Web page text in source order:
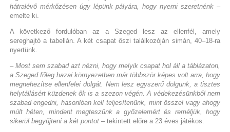
hátralévő mérkőzésen úgy lépünk pályára, hogy nyerni szeretnénk –
emelte ki.
A következő fordulóban az a Szeged lesz az ellenfél, amely
sereghajtó a tabellán. A két csapat őszi találkozóján simán, 40–18-ra
nyertünk.
– Most sem szabad azt nézni, hogy melyik csapat hol áll a táblázaton,
a Szeged főleg hazai környezetben már többször képes volt arra, hogy
megnehezítse ellenfelei dolgát. Nem lesz egyszerű dolgunk, a tisztes
helytállásért küzdenek ők is a szezon végén. A védekezésünkből nem
szabad engedni, hasonlóan kell teljesítenünk, mint ősszel vagy ahogy
múlt héten, mindent megteszünk a győzelemért és reméljük, hogy
sikerül begyűjteni a két pontot– tekintett előre a 23 éves játékos.